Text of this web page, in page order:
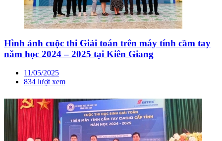
Hình ảnh cuộc thi Giải toán trên máy tính cầm tay
năm học 2024 – 2025 tại Kiên Giang
11/05/2025
834 lượt xem